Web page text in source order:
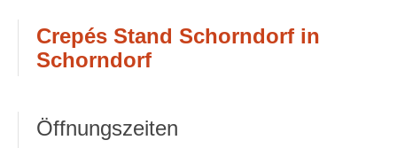
zur Liste der verwendeten
Technologien hinzuzufügen.
Crepés Stand Schorndorf in
Schorndorf
Öffnungszeiten